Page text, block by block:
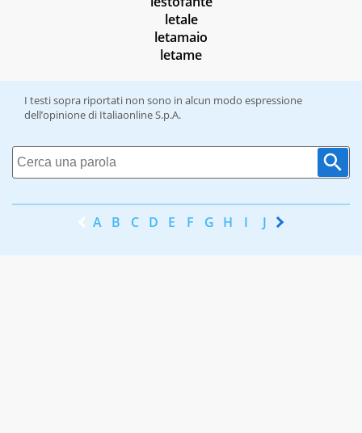
letale
letamaio
letame
I testi sopra riportati non sono in alcun modo espressione
dell’opinione di Italiaonline S.p.A.
A B C D E F G H I J K